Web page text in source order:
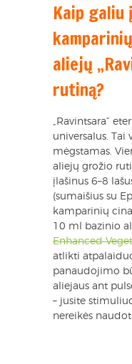
Kaip
aliejų
rutiną?
„Ravintsara“
universalus. Tai
mėgstamas.
aliejų grožio
įlašinus 6–8
(sumaišius su
kamparinių
10 ml bazinio
Enhanced
atlikti
panaudojimo
aliejaus ant
– jusite
nereikės